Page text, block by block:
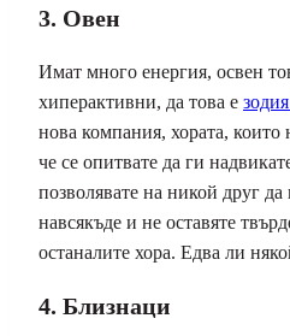
3. Овен
Имат много енергия, освен
хиперактивни, да това е
нова компания, хората, които
че се опитвате да ги
позволявате на никой друг да
навсякъде и не оставяте
останалите хора. Едва ли
4. Близнаци